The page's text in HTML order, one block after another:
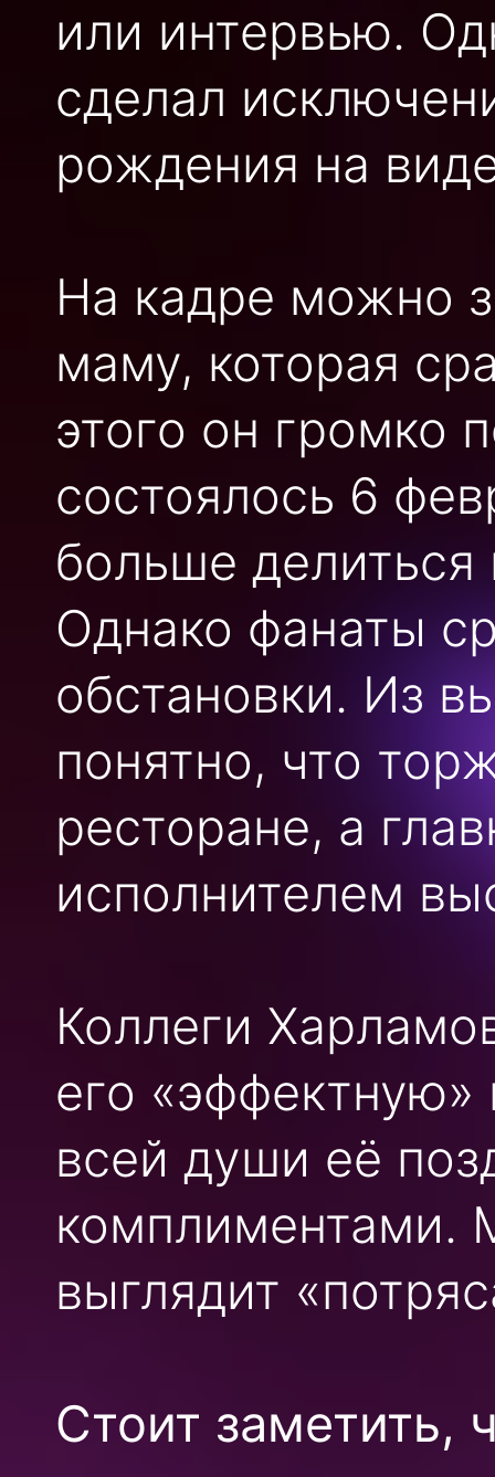
или интервью.
сделал
рождения на
На кадре можно
маму, которая
этого он громко
состоялось 6
больше
Однако фанаты
обстановки. Из
понятно, что
ресторане, а
исполнителем
Коллеги
его
всей души её
комплиментами.
выглядит
Стоит заметить,